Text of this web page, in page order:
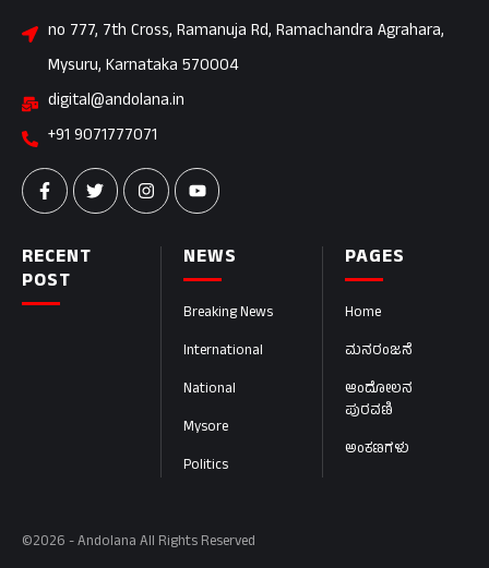
PAGES
Home
ಮನರಂಜನೆ
ಆಂದೋಲನ
ಪುರವಣಿ
ಅಂಕಣಗಳು
NEWS
Breaking News
International
National
Mysore
Politics
RECENT
POST
no 777, 7th Cross, Ramanuja Rd, Ramachandra Agrahara,
Mysuru, Karnataka 570004
digital@andolana.in
+91 9071777071
©2026 - Andolana All Rights Reserved